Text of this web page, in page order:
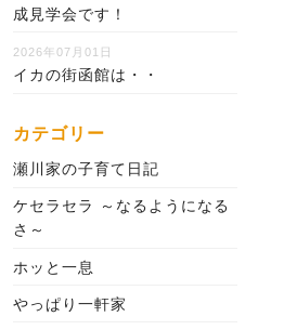
成見学会です！
2026年07月01日
イカの街函館は・・
カテゴリー
瀬川家の子育て日記
ケセラセラ ～なるようになる
さ～
ホッと一息
やっぱり一軒家